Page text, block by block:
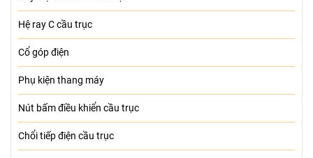
Hệ ray C cầu trục
Cổ góp điện
Phụ kiện thang máy
Nút bấm điều khiển cầu trục
Chổi tiếp điện cầu trục